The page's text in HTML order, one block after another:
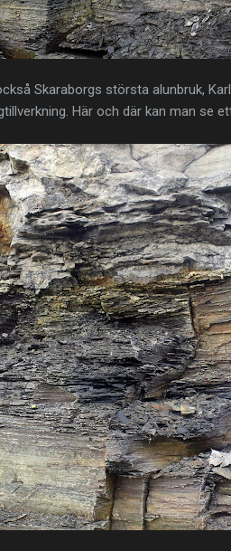
Skaraborgs största alunbruk,
Här och där kan man se